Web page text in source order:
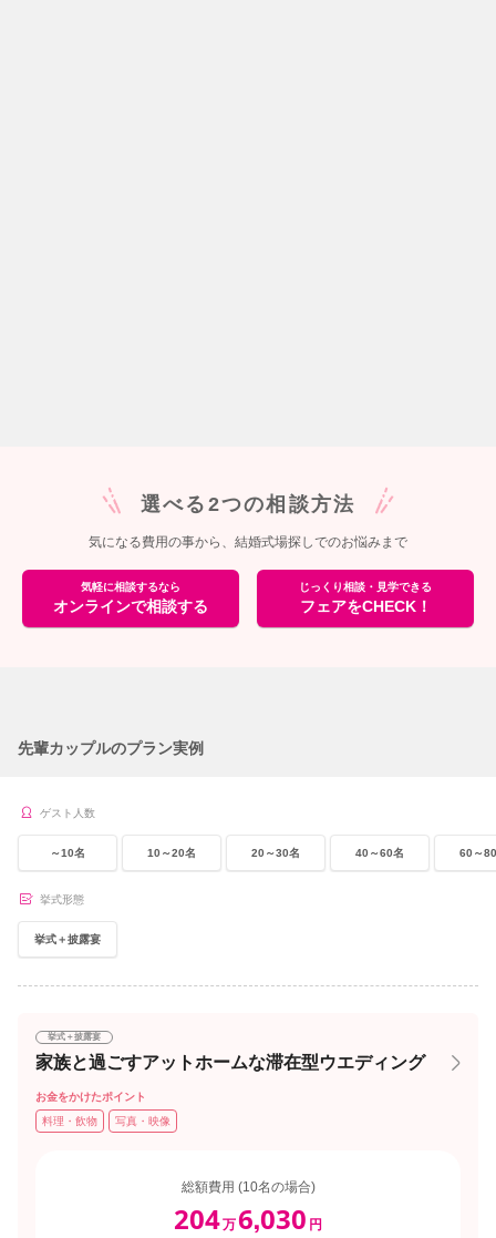
選べる2つの相談方法
気になる費用の事から、結婚式場探しでのお悩みまで
気軽に相談するなら
オンラインで相談する
じっくり相談・見学できる
フェアをCHECK！
先輩カップルのプラン実例
ゲスト人数
～10名 10～20名 20～30名 40～60名 60～
挙式形態
挙式＋披露宴
挙式＋披露宴
家族と過ごすアットホームな滞在型ウエディング
お金をかけたポイント
料理・飲物
写真・映像
総額費用 (10名の場合)
204万6,030 円